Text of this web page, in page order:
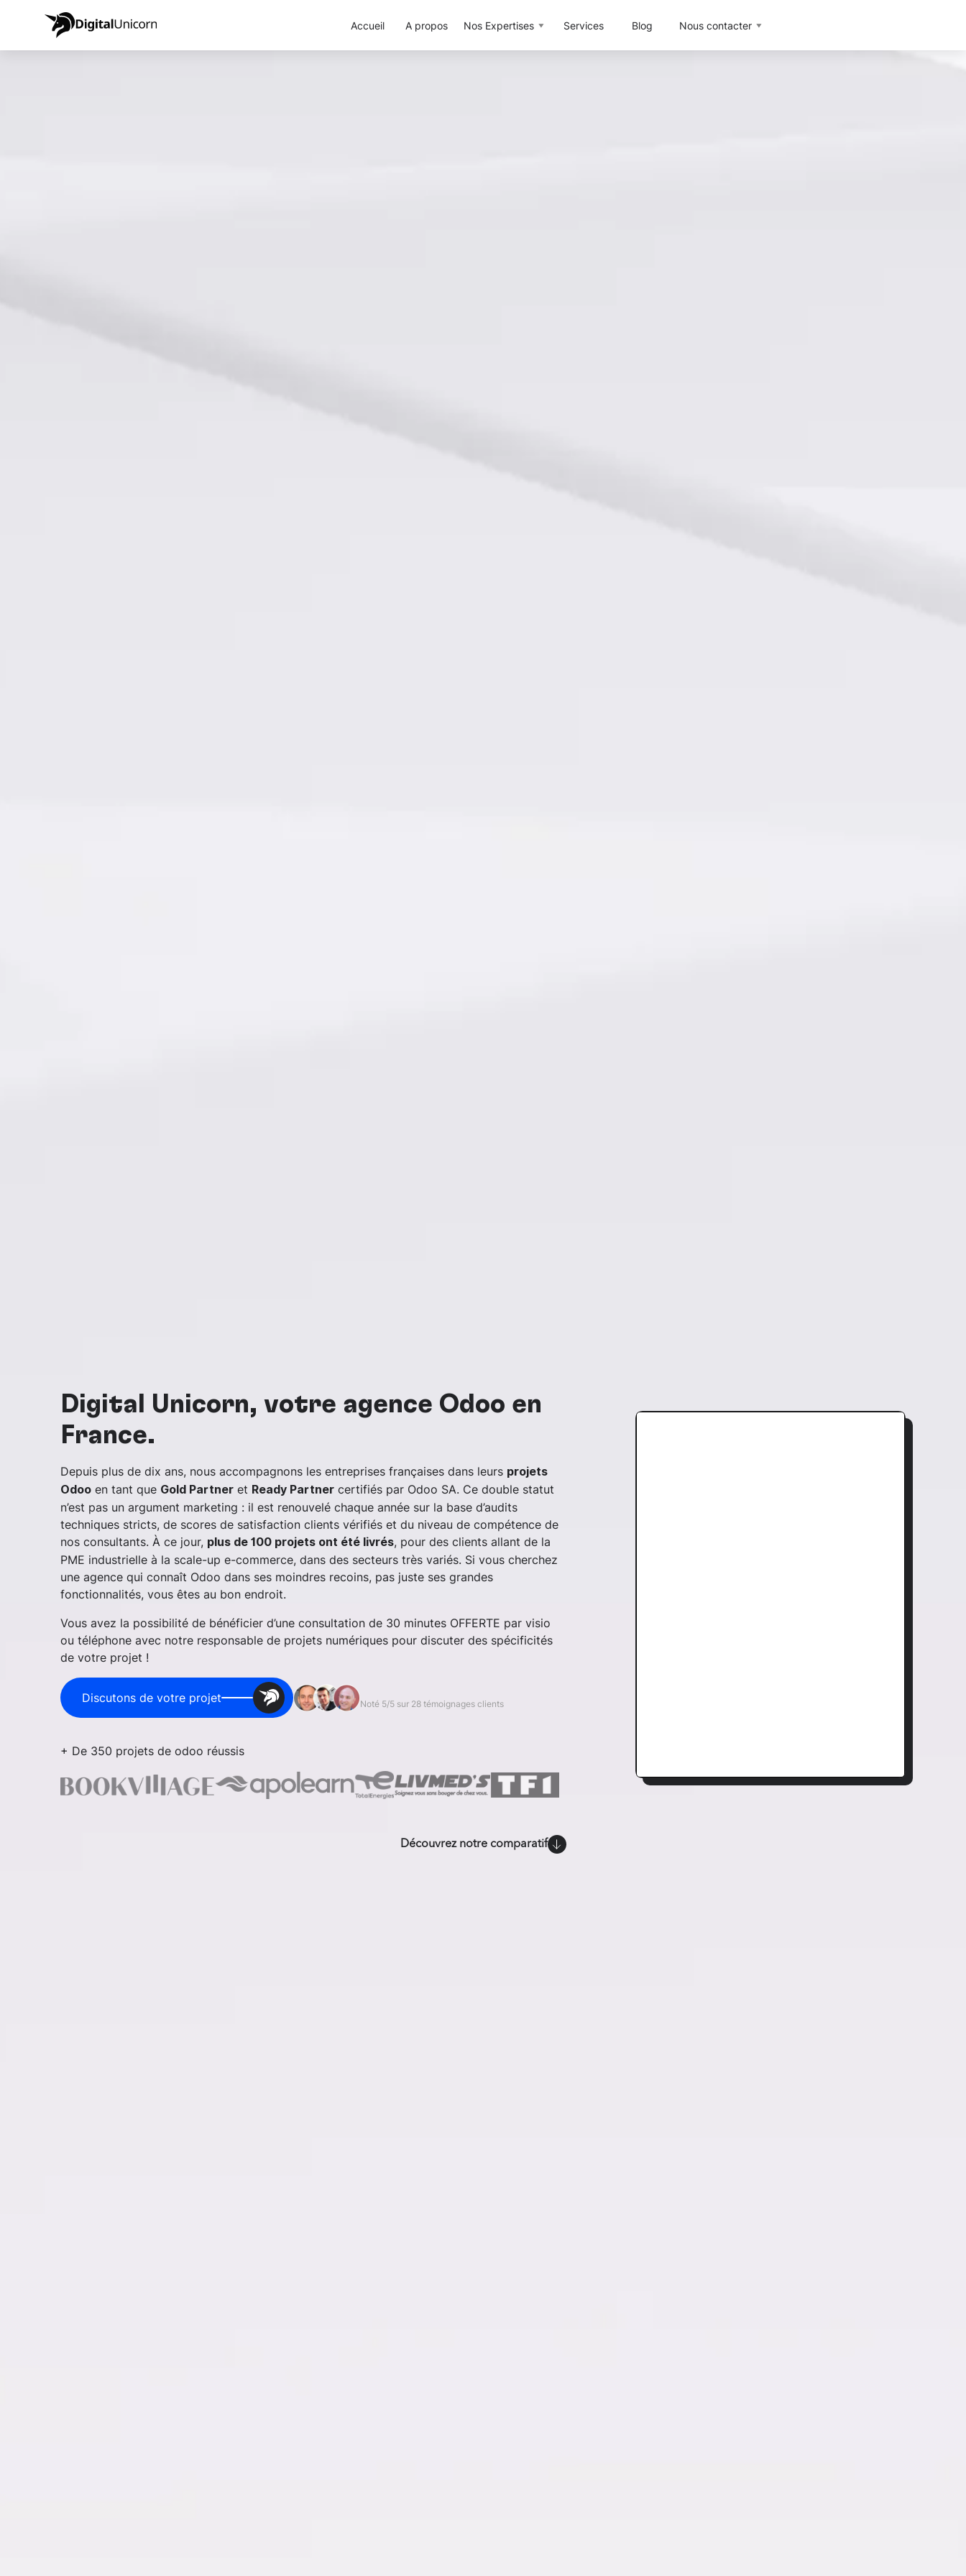
Accueil A propos Nos Expertises Services Blog Nous contacter
Digital Unicorn, votre agence Odoo en
France.
Depuis plus de dix ans, nous accompagnons les entreprises françaises dans leurs projets
Odoo en tant que Gold Partner et Ready Partner certifiés par Odoo SA. Ce double statut
n’est pas un argument marketing : il est renouvelé chaque année sur la base d’audits
techniques stricts, de scores de satisfaction clients vérifiés et du niveau de compétence de
nos consultants. À ce jour, plus de 100 projets ont été livrés, pour des clients allant de la
PME industrielle à la scale-up e-commerce, dans des secteurs très variés. Si vous cherchez
une agence qui connaît Odoo dans ses moindres recoins, pas juste ses grandes
fonctionnalités, vous êtes au bon endroit.
Vous avez la possibilité de bénéficier d’une consultation de 30 minutes OFFERTE par visio
ou téléphone avec notre responsable de projets numériques pour discuter des spécificités
de votre projet !
Discutons de votre projet Noté 5/5 sur 28 témoignages clients
+ De 350 projets de odoo réussis
Découvrez notre comparatif